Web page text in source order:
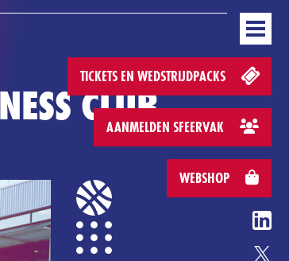
ERELIJSTHEROES GAME
TICKETS EN WEDSTRIJDPACKS
AANMELDEN SFEERVAK
WEBSHOP
CLUB